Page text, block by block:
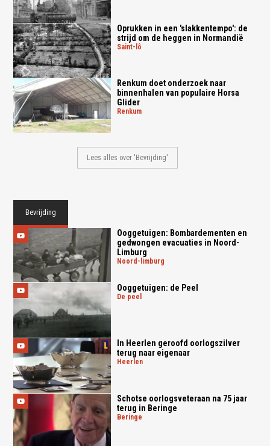
Oprukken in een 'slakkentempo': de
strijd om de heggen in Normandië
saint-lô
Renkum doet onderzoek naar
binnenhalen van populaire Horsa
Glider
renkum
Lees alles over 'Bevrijding'
Bevrijding
Ooggetuigen: Bombardementen en
gedwongen evacuaties in Noord-
Limburg
noord-limburg
Ooggetuigen: de Peel
de peel
In Heerlen geroofd oorlogszilver
terug naar eigenaar
heerlen
Schotse oorlogsveteraan na 75 jaar
terug in Beringe
beringe